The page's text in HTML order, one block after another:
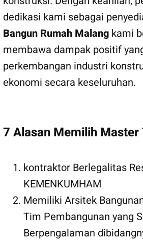
dedikasi kami sebagai
Bangun Rumah Malang kami
membawa dampak positif
perkembangan industri
ekonomi secara keseluruhan.
7 Alasan Memilih Master
kontraktor Berlegalitas
KEMENKUMHAM
Memiliki Arsitek
Tim Pembangunan yang
Berpengalaman